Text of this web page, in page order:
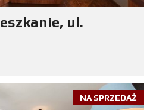
ul.
NA SPRZEDAŻ